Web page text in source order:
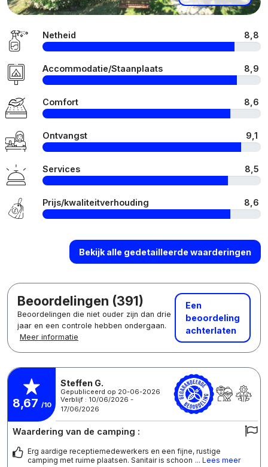
Netheid 8,8
Accommodatie/Staanplaats 8,9
Comfort 8,6
Ontvangst 9,1
Services 8,5
Prijs/kwaliteitverhouding 8,6
Bekijk alle gedetailleerde waarderingen
Beoordelingen (391)
Beoordelingen die niet ouder zijn dan drie
jaar en een controle hebben ondergaan.
Meer informatie
Een
beoordeling
achterlaten
8,67 /10
Steffen G.
Gepubliceerd op 20-06-2026
Verblijf : 10/06/2026 -
17/06/2026
Waardering van de camping :
Erg aardige receptiemedewerkers en een fijne, rustige
camping met ruime plaatsen. Sanitair is schoon ... Lees meer